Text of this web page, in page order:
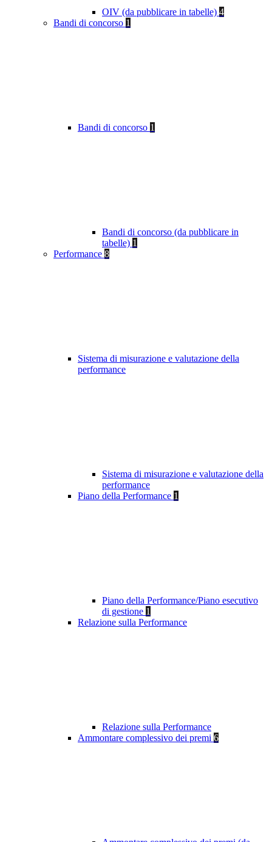
OIV (da pubblicare in tabelle) 4
Bandi di concorso 1
Bandi di concorso 1
Bandi di concorso (da pubblicare in
tabelle) 1
Performance 8
Sistema di misurazione e valutazione della
performance
Sistema di misurazione e valutazione della
performance
Piano della Performance 1
Piano della Performance/Piano esecutivo
di gestione 1
Relazione sulla Performance
Relazione sulla Performance
Ammontare complessivo dei premi 6